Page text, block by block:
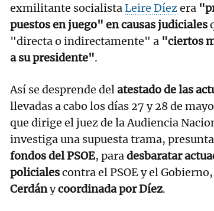
exmilitante socialistaLeire Díezera
puestos en juego" en causas judiciales
"directa o indirectamente" a "ciertos
a su presidente".
Así se desprende delatestado de las
llevadas a cabo los días 27 y 28 de
que dirige el juez de la Audiencia
investiga una supuesta trama,
fondos del PSOE, paradesbaratar
policialescontra el PSOE y el
Cerdánycoordinada por Díez.